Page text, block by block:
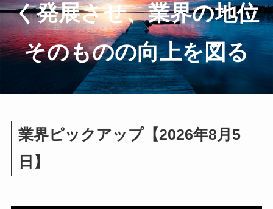
く発展させ、業界の地位
そのものの向上を図る
業界ピックアップ【2026年8月5
日】